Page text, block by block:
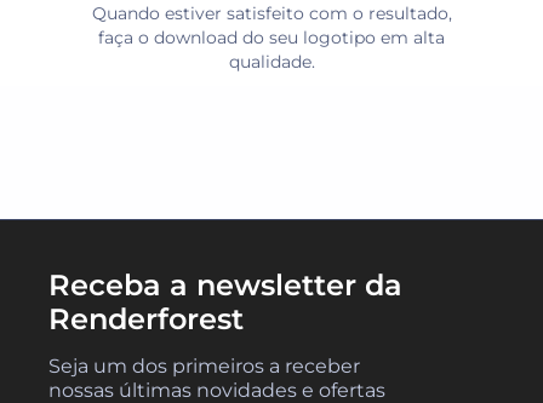
Quando estiver satisfeito com o resultado,
faça o download do seu logotipo em alta
qualidade.
Receba a newsletter da
Renderforest
Seja um dos primeiros a receber
nossas últimas novidades e ofertas